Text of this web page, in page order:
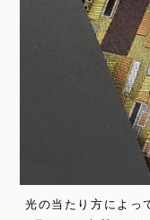
光の当たり方によっ